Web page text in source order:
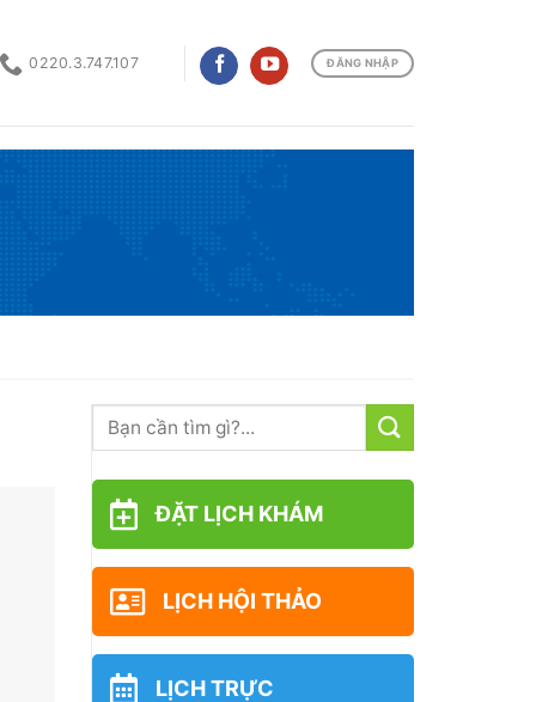
0220.3.747.107 ĐĂNG NHẬP
ĐẶT LỊCH KHÁM
LỊCH HỘI THẢO
LỊCH TRỰC